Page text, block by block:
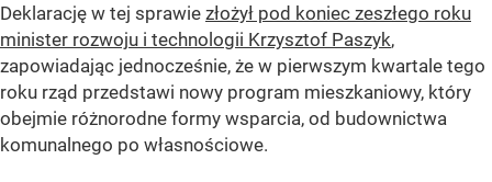
Deklarację w tej sprawie złożył pod koniec zeszłego roku
minister rozwoju i technologii Krzysztof Paszyk,
zapowiadając jednocześnie, że w pierwszym kwartale tego
roku rząd przedstawi nowy program mieszkaniowy, który
obejmie różnorodne formy wsparcia, od budownictwa
komunalnego po własnościowe.